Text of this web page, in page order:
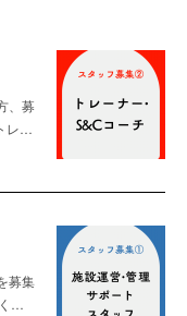
、募
レ…
募集
…